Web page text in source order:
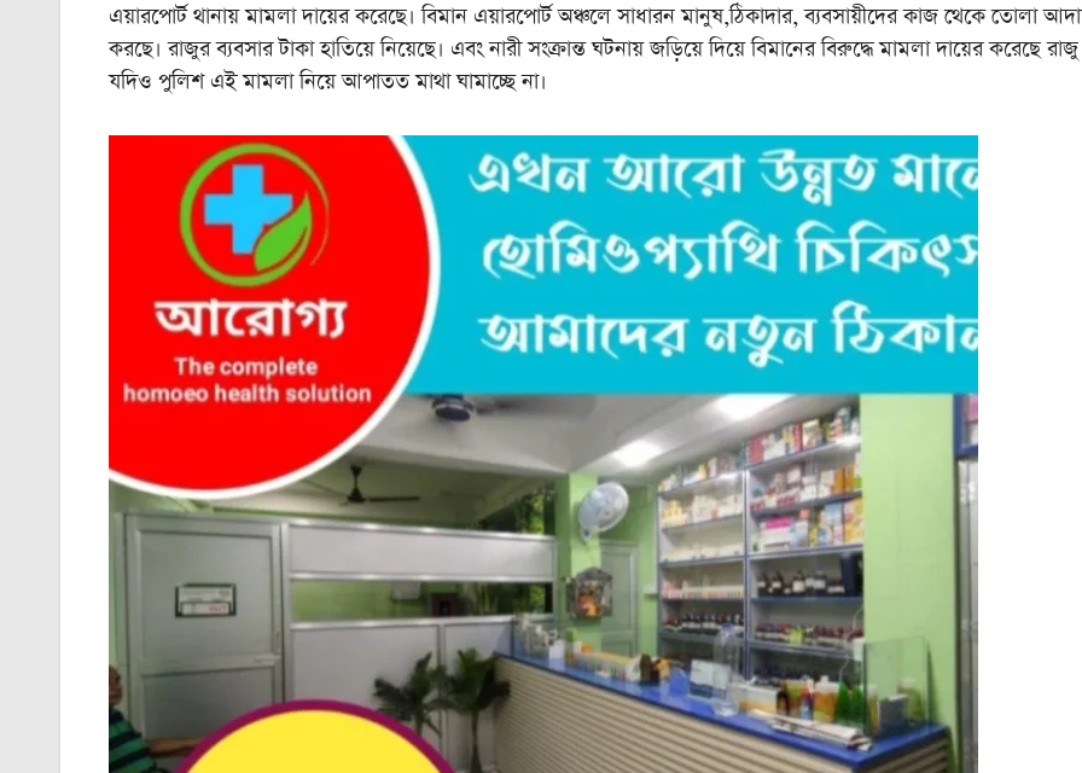
এয়ারপোর্ট থানায় মামলা দায়ের করেছে। বিমান এয়ারপোর্ট অঞ্চলে সাধারন মানুষ,ঠিকাদার, ব্যবসায়ীদের কাজ থেকে তোলা
করছে। রাজুর ব্যবসার টাকা হাতিয়ে নিয়েছে। এবং নারী সংক্রান্ত ঘটনায় জড়িয়ে দিয়ে বিমানের বিরুদ্ধে মামলা দায়ের করেছে রাজু
যদিও পুলিশ এই মামলা নিয়ে আপাতত মাথা ঘামাচ্ছে না।